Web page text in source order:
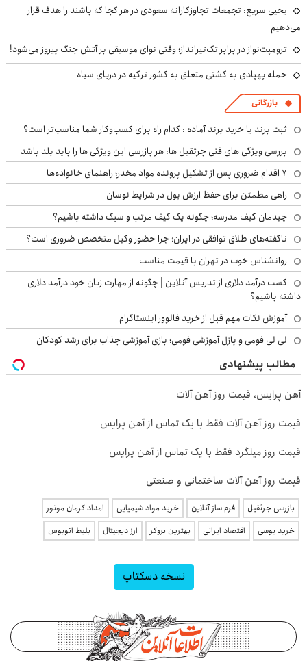
یحیی سریع: تجمعات تجاوزکارانه سعودی در هر کجا که باشند را هدف قرار
می‌دهیم
ترومپت‌نواز در برابر تک‌تیرانداز؛ وقتی نوای موسیقی بر آتش جنگ پیروز می‌شود!
حمله پهپادی به کشتی متعلق به کشور ترکیه در دریای سیاه
بازرگانی
ثبت برند یا خرید برند آماده : کدام راه برای کسب‌وکار شما مناسب‌تر است؟
بررسی ویژگی های فنی جرثقیل ها: هر بازرسی این ویژگی ها را باید بلد باشد
۷ اقدام ضروری پس از تشکیل پرونده مواد مخدر؛ راهنمای خانواده‌ها
راهی مطمئن برای حفظ ارزش پول در شرایط نوسان
چیدمان کیف مدرسه؛ چگونه یک کیف مرتب و سبک داشته باشیم؟
ناگفته‌های طلاق توافقی در ایران؛ چرا حضور وکیل متخصص ضروری است؟
روانشناس خوب در تهران با قیمت مناسب
کسب درآمد دلاری از تدریس آنلاین | چگونه از مهارت زبان خود درآمد دلاری
داشته باشیم؟
آموزش نکات مهم قبل از خرید فالوور اینستاگرام
لی لی فومی و پازل آموزشی فومی؛ بازی آموزشی جذاب برای رشد کودکان
مطالب پیشنهادی
آهن پرایس، قیمت روز آهن آلات
قیمت روز آهن آلات فقط با یک تماس از آهن پرایس
قیمت روز میلگرد فقط با یک تماس از آهن پرایس
قیمت روز آهن آلات ساختمانی و صنعتی
بازرسی جرثقیل فرم ساز آنلاین خرید مواد شیمیایی
امداد کرمان موتور
خرید یوسی
اقتصاد ایرانی بهترین بروکر ارز دیجیتال بلیط اتوبوس
نسخه دسکتاپ